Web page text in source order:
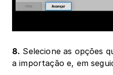
8. Selecione as opções
a importação e, em